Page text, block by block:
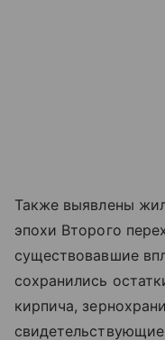
Также выявлены
эпохи Второго
существовавшие
сохранились
кирпича,